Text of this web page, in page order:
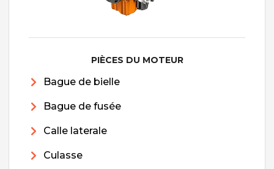
PIÈCES DU MOTEUR
Bague de bielle
Bague de fusée
Calle laterale
Culasse